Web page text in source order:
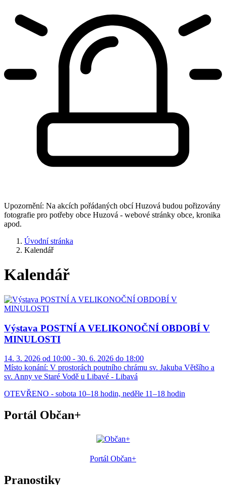
Upozornění: Na akcích pořádaných obcí Huzová budou pořizovány
fotografie pro potřeby obce Huzová - webové stránky obce, kronika
apod.
Úvodní stránka
Kalendář
Kalendář
Výstava POSTNÍ A VELIKONOČNÍ OBDOBÍ V
MINULOSTI
14. 3. 2026 od 10:00 - 30. 6. 2026 do 18:00
Místo konání: V prostorách poutního chrámu sv. Jakuba Většího a
sv. Anny ve Staré Vodě u Libavé - Libavá
OTEVŘENO - sobota 10–18 hodin, neděle 11–18 hodin
Portál Občan+
Portál Občan+
Pranostiky